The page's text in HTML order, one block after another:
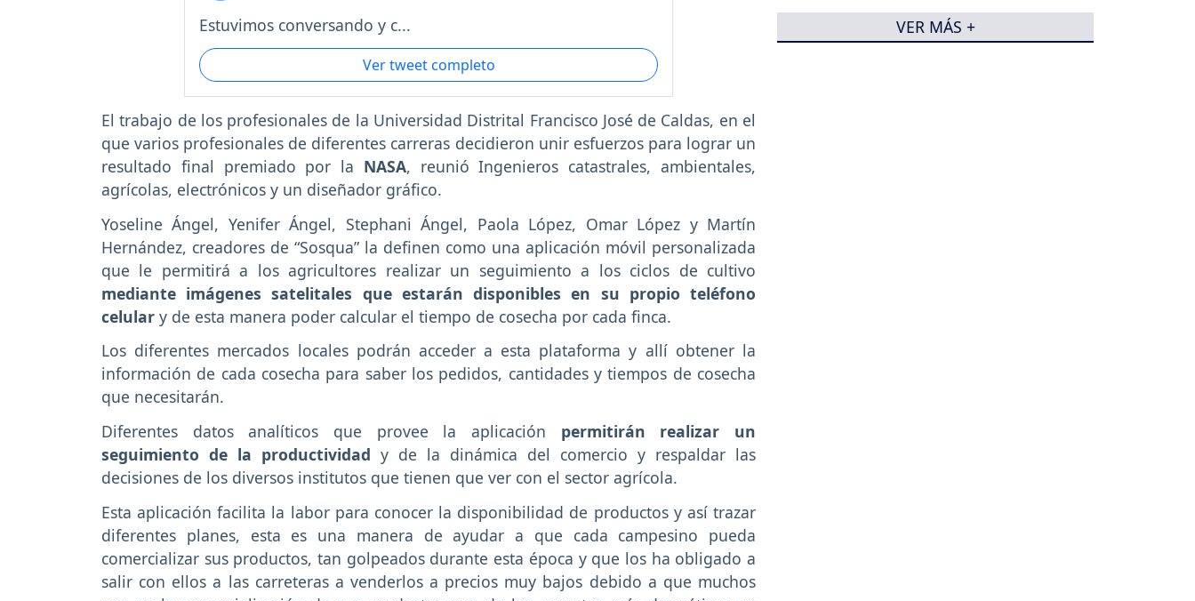
Estuvimos conversando y c...
Ver tweet completo
El trabajo de los profesionales de la Universidad Distrital Francisco José de Caldas, en el
que varios profesionales de diferentes carreras decidieron unir esfuerzos para lograr un
resultado final premiado por la NASA, reunió Ingenieros catastrales, ambientales,
agrícolas, electrónicos y un diseñador gráfico.
Yoseline Ángel, Yenifer Ángel, Stephani Ángel, Paola López, Omar López y Martín
Hernández, creadores de “Sosqua” la definen como una aplicación móvil personalizada
que le permitirá a los agricultores realizar un seguimiento a los ciclos de cultivo
mediante imágenes satelitales que estarán disponibles en su propio teléfono
celular y de esta manera poder calcular el tiempo de cosecha por cada finca.
Los diferentes mercados locales podrán acceder a esta plataforma y allí obtener la
información de cada cosecha para saber los pedidos, cantidades y tiempos de cosecha
que necesitarán.
Diferentes datos analíticos que provee la aplicación permitirán realizar un
seguimiento de la productividad y de la dinámica del comercio y respaldar las
decisiones de los diversos institutos que tienen que ver con el sector agrícola.
Esta aplicación facilita la labor para conocer la disponibilidad de productos y así trazar
diferentes planes, esta es una manera de ayudar a que cada campesino pueda
comercializar sus productos, tan golpeados durante esta época y que los ha obligado a
salir con ellos a las carreteras a venderlos a precios muy bajos debido a que muchos
VER MÁS +